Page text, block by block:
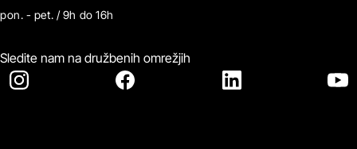
pon. - pet. / 9h do 16h
Sledite nam na družbenih omrežjih